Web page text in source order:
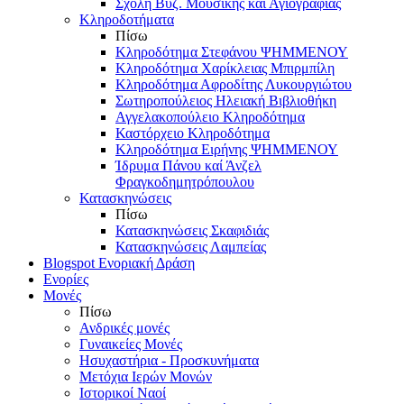
Κληροδοτήματα
Πίσω
Κληροδότημα Στεφάνου ΨΗΜΜΕΝΟΥ
Κληροδότημα Χαρίκλειας Μπιρμπίλη
Κληροδότημα Αφροδίτης Λυκουργιώτου
Σωτηροπούλειος Ηλειακή Βιβλιοθήκη
Αγγελακοπούλειο Κληροδότημα
Καστόρχειο Κληροδότημα
Κληροδότημα Ειρήνης ΨΗΜΜΕΝΟΥ
Ίδρυμα Πάνου καί Άνζελ
Φραγκοδημητρόπουλου
Κατασκηνώσεις
Πίσω
Κατασκηνώσεις Σκαφιδιάς
Κατασκηνώσεις Λαμπείας
Blogspot Ενοριακή Δράση
Ενορίες
Μονές
Πίσω
Ανδρικές μονές
Γυναικείες Μονές
Ησυχαστήρια - Προσκυνήματα
Μετόχια Ιερών Μονών
Ιστορικοί Ναοί